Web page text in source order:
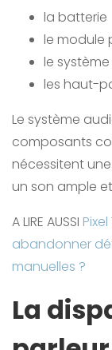
la batterie
le module
le
les haut-
Le système
composants
nécessitent
un son ample
A LIRE AUSSI
abandonner
manuelles ?
La